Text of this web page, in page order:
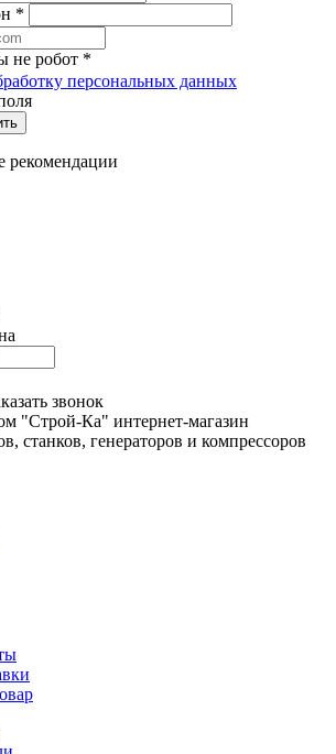
*
не робот *
персональных данных
рекомендации
звонок
"Строй-Ка" интернет-магазин
станков, генераторов и компрессоров